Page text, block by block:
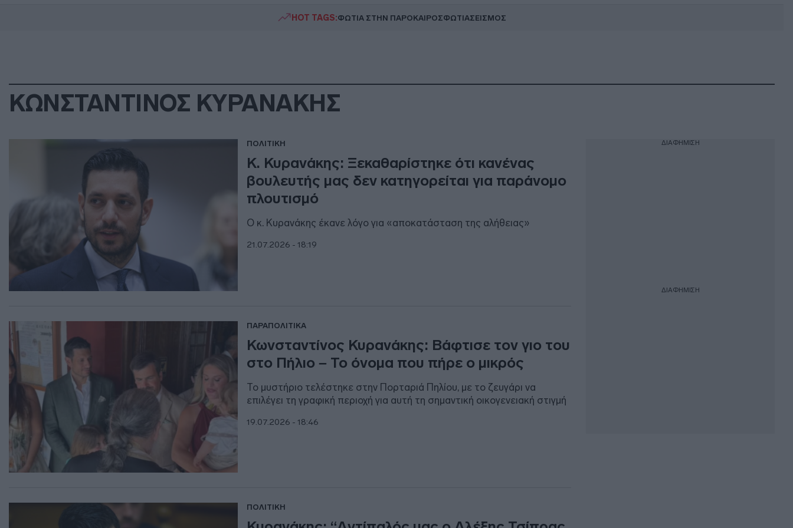
HOT TAGS:ΦΩΤΙΑ ΣΤΗΝ ΠΑΡΟΚΑΙΡΟΣΦΩΤΙΑΣΕΙΣΜΟΣ
ΚΩΝΣΤΑΝΤΙΝΟΣ ΚΥΡΑΝΑΚΗΣ
ΠΟΛΙΤΙΚΗ
Κ. Κυρανάκης: Ξεκαθαρίστηκε ότι κανένας
βουλευτής μας δεν κατηγορείται για παράνομο
πλουτισμό
Ο κ. Κυρανάκης έκανε λόγο για «αποκατάσταση της αλήθειας»
21.07.2026 - 18:19
ΠΑΡΑΠΟΛΙΤΙΚΑ
Κωνσταντίνος Κυρανάκης: Βάφτισε τον γιο του
στο Πήλιο – Το όνομα που πήρε ο μικρός
Το μυστήριο τελέστηκε στην Πορταριά Πηλίου, με το ζευγάρι να
επιλέγει τη γραφική περιοχή για αυτή τη σημαντική οικογενειακή στιγμή
19.07.2026 - 18:46
ΠΟΛΙΤΙΚΗ
ΔΙΑΦΗΜΙΣΗ
ΔΙΑΦΗΜΙΣΗ